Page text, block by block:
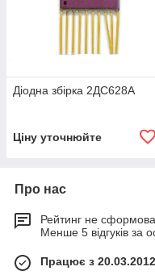
Діодна збірка 2ДС628А
Ціну уточнюйте
Про нас
Рейтинг не
Менше 5 відгуків за
Працює з 20.03.2012